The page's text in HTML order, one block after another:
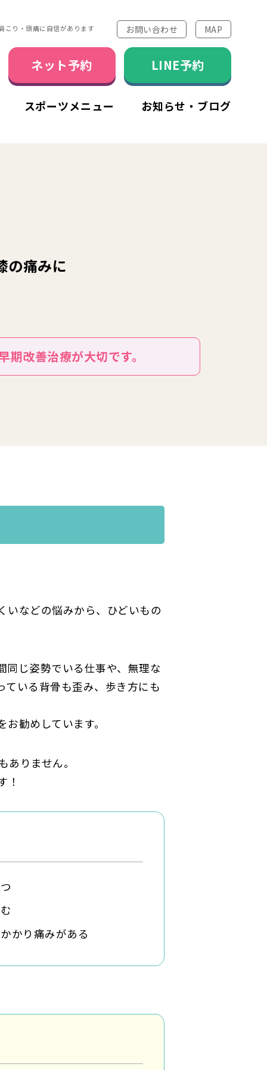
こり・頭痛に自信があります お問い合わせ MAP
ネット予約 LINE予約
スポーツメニュー お知らせ・ブログ
の痛みに
期改善治療が大切です。
いなどの悩みから、ひどいもの
同じ姿勢でいる仕事や、無理な
いる背骨も歪み、歩き方にも
勧めしています。
りません。
！
かり痛みがある